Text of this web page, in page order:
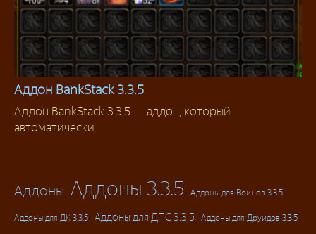
Аддоны 3.3.5
Аддон BankStack 3.3.5
Аддон BankStack 3.3.5 — аддон, который
автоматически
Аддоны Аддоны 3.3.5 Аддоны для Воинов 3.3.5
Аддоны для ДК 3.3.5 Аддоны для ДПС 3.3.5 Аддоны для Друидов 3.3.5